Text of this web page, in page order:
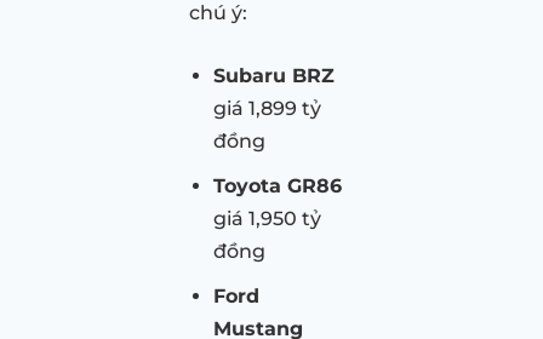
chú ý:
Subaru BRZ
giá 1,899 tỷ
đồng
Toyota GR86
giá 1,950 tỷ
đồng
Ford
Mustang